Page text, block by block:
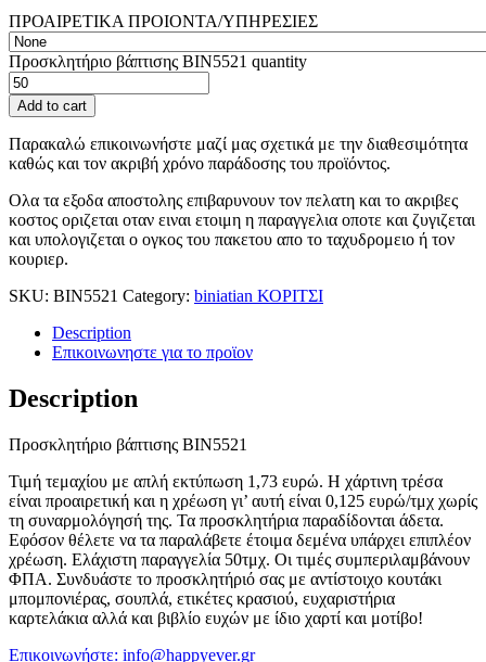
ΠΡΟΑΙΡΕΤΙΚΑ ΠΡΟΙΟΝΤΑ/ΥΠΗΡΕΣΙΕΣ
Προσκλητήριο βάπτισης ΒΙΝ5521 quantity
Add to cart
Παρακαλώ επικοινωνήστε μαζί μας σχετικά με την διαθεσιμότητα
καθώς και τον ακριβή χρόνο παράδοσης του προϊόντος.
Ολα τα εξοδα αποστολης επιβαρυνουν τον πελατη και το ακριβες
κοστος οριζεται οταν ειναι ετοιμη η παραγγελια οποτε και ζυγιζεται
και υπολογιζεται ο ογκος του πακετου απο το ταχυδρομειο ή τον
κουριερ.
SKU: BIN5521 Category: biniatian ΚΟΡΙΤΣΙ
Description
Επικοινωνηστε για το προϊoν
Description
Προσκλητήριο βάπτισης ΒΙΝ5521
Τιμή τεμαχίου με απλή εκτύπωση 1,73 ευρώ. Η χάρτινη τρέσα
είναι προαιρετική και η χρέωση γι’ αυτή είναι 0,125 ευρώ/τμχ χωρίς
τη συναρμολόγησή της. Τα προσκλητήρια παραδίδονται άδετα.
Εφόσον θέλετε να τα παραλάβετε έτοιμα δεμένα υπάρχει επιπλέον
χρέωση. Ελάχιστη παραγγελία 50τμχ. Οι τιμές συμπεριλαμβάνουν
ΦΠΑ. Συνδυάστε το προσκλητήριό σας με αντίστοιχο κουτάκι
μπομπονιέρας, σουπλά, ετικέτες κρασιού, ευχαριστήρια
καρτελάκια αλλά και βιβλίο ευχών με ίδιο χαρτί και μοτίβο!
Επικοινωνήστε: info@happyever.gr